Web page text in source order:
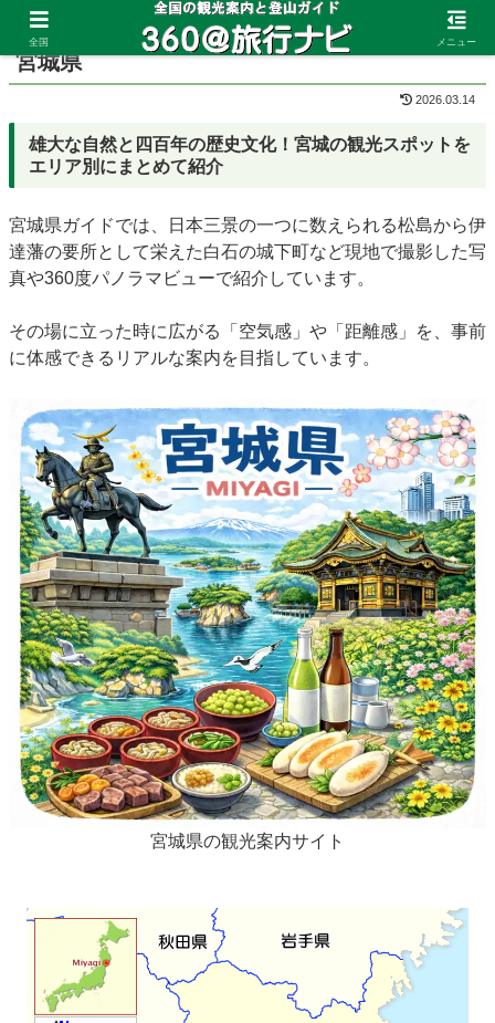
ホーム 宮城県
宮城県
2026.03.14
雄大な自然と四百年の歴史文化！ 宮城の観光スポットを
エリア別にまとめて紹介
宮城県ガイドでは、日本三景の一つに数えられる松島から伊
達藩の要所として栄えた白石の城下町など現地で撮影した写
真や360度パノラマビューで紹介しています。
その場に立った時に広がる「空気感」や「距離感」を、事前
に体感できるリアルな案内を目指しています。
宮城県の観光案内サイト
全国 メニュー